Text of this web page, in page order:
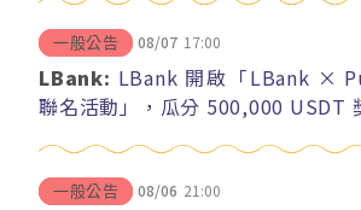
一般公告 08/07 17:00
LBank: LBank 開啟「LBank ×
聯名活動」，瓜分 500,000 USDT
一般公告 08/06 21:00